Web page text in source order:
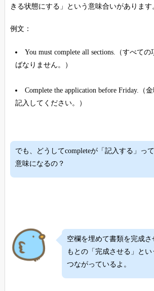
きる状態にする」という意味合いがあります
例文：
You must complete all sections.（すべて
ばなりません。）
Complete the application before Friday.（
記入してください。）
でも、どうしてcompleteが「記入する」って
意味になるの？
空欄を埋めて書類を完成さ
もとの「完成させる」と
つながっているよ。